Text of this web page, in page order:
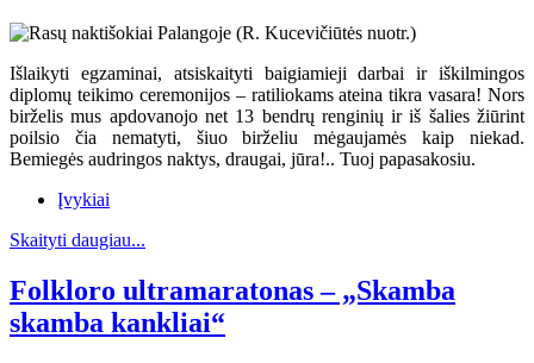
Išlaikyti egzaminai, atsiskaityti baigiamieji darbai ir iškilmingos
diplomų teikimo ceremonijos – ratiliokams ateina tikra vasara! Nors
birželis mus apdovanojo net 13 bendrų renginių ir iš šalies žiūrint
poilsio čia nematyti, šiuo birželiu mėgaujamės kaip niekad.
Bemiegės audringos naktys, draugai, jūra!.. Tuoj papasakosiu.
Įvykiai
Skaityti daugiau...
Folkloro ultramaratonas – „Skamba
skamba kankliai“